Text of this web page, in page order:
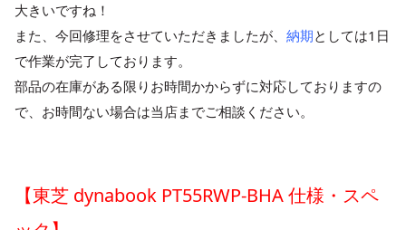
大きいですね！
また、今回修理をさせていただきましたが、 納期としては1日
で作業が完了しております。
部品の在庫がある限りお時間かからずに対応しておりますの
で、お時間ない場合は当店までご相談ください。
【東芝 dynabook PT55RWP-BHA 仕様・スペ